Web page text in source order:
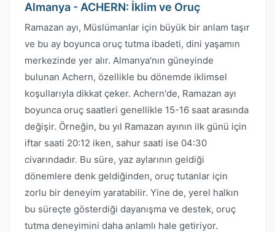
Almanya - ACHERN: İklim ve Oruç
Ramazan ayı, Müslümanlar için büyük bir anlam taşır
ve bu ay boyunca oruç tutma ibadeti, dini yaşamın
merkezinde yer alır. Almanya'nın güneyinde
bulunan Achern, özellikle bu dönemde iklimsel
koşullarıyla dikkat çeker. Achern'de, Ramazan ayı
boyunca oruç saatleri genellikle 15-16 saat arasında
değişir. Örneğin, bu yıl Ramazan ayının ilk günü için
iftar saati 20:12 iken, sahur saati ise 04:30
civarındadır. Bu süre, yaz aylarının geldiği
dönemlere denk geldiğinden, oruç tutanlar için
zorlu bir deneyim yaratabilir. Yine de, yerel halkın
bu süreçte gösterdiği dayanışma ve destek, oruç
tutma deneyimini daha anlamlı hale getiriyor.